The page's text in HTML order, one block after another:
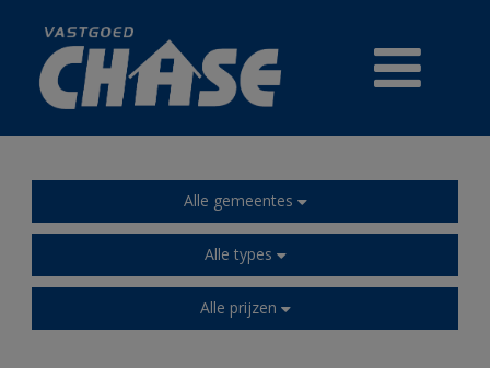
TE KOOP
PRESTIGE
HANDELSZAKEN
Alle gemeentes
Alle types
Alle prijzen